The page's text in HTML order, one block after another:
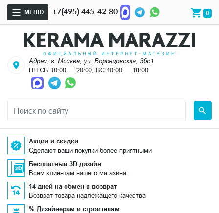
МЕНЮ +7(495) 445-42-80 0
Адрес: г. Москва, ул. Воронцовская, 36с1
ПН-СБ 10:00 — 20:00, ВС 10:00 — 18:00
Акции и скидки
Сделают ваши покупки более приятными
Бесплатный 3D дизайн
Всем клиентам нашего магазина
14 дней на обмен и возврат
Возврат товара надлежащего качества
% Дизайнерам и строителям